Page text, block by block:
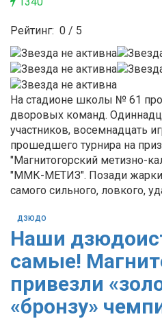
Рейтинг: 0 / 5
На стадионе школы № 61
дворовых команд.
участников, восемнадцать
прошедшего турнира на
"Магнитогорский метизно-
"ММК-МЕТИЗ". Позади
самого сильного, ловкого,
ДЗЮДО
Наши
самые!
привезли
«бронзу»